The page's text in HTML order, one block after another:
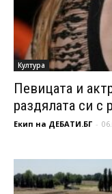
Култура
Певицата и
раздялата си с
Екип на ДЕБАТИ.БГ -